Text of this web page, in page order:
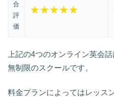
合
評
価
★★★★★
上記の4つのオンライン英会
無制限のスクールです。
料金プランによってはレッス